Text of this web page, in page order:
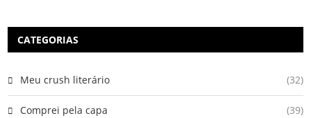
CATEGORIAS
Meu crush literário (32)
Comprei pela capa (39)